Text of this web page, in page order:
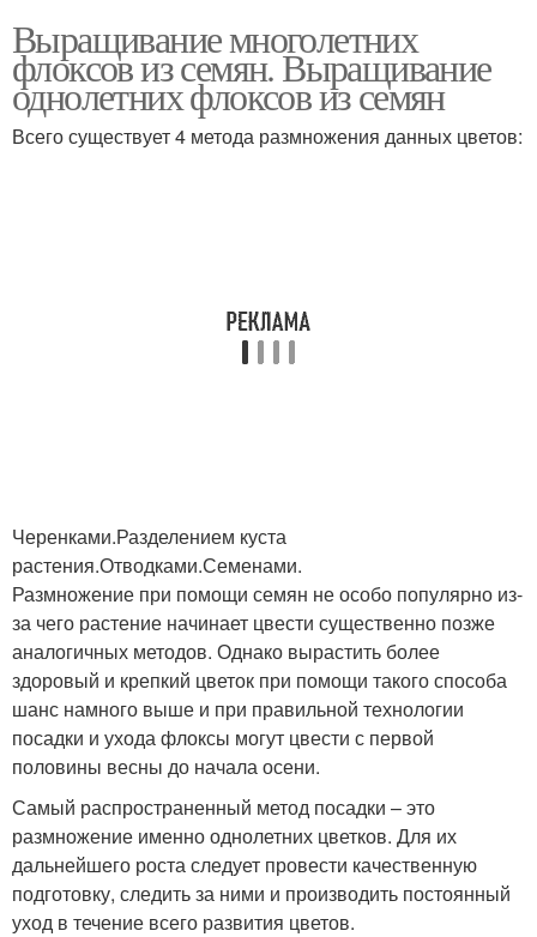
Выращивание многолетних
флоксов из семян. Выращивание
однолетних флоксов из семян
Всего существует 4 метода размножения данных цветов:
Черенками.Разделением куста
растения.Отводками.Семенами.
Размножение при помощи семян не особо популярно из-
за чего растение начинает цвести существенно позже
аналогичных методов. Однако вырастить более
здоровый и крепкий цветок при помощи такого способа
шанс намного выше и при правильной технологии
посадки и ухода флоксы могут цвести с первой
половины весны до начала осени.
Самый распространенный метод посадки – это
размножение именно однолетних цветков. Для их
дальнейшего роста следует провести качественную
подготовку, следить за ними и производить постоянный
уход в течение всего развития цветов.